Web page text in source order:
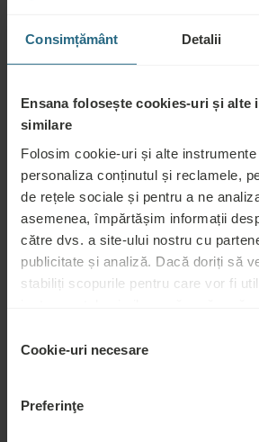
Consimțământ Detalii
Ensana folosește cookies-uri și alte
similare
Folosim cookie-uri și alte
personaliza conținutul și reclamele,
de rețele sociale și pentru a ne
asemenea, împărtășim informații
către dvs. a site-ului nostru cu
publicitate și analiză. Dacă doriți să
stabiliți scopurile pentru care vor fi
clienți, continuați cu butonul „Activați
consimțământului
Cookie-uri necesare
Preferinţe
Not advisable for:
Infectious diseases, fever, acute
breath, heart insufficiency, pregnancy,
pressure, psychosis, alcohol or drug
Vă rugăm să ne contactați pentru orice întrebare
Ensana, sau de serviciile noastre. Pentru